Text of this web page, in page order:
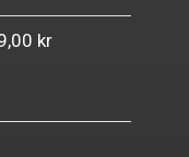
kr